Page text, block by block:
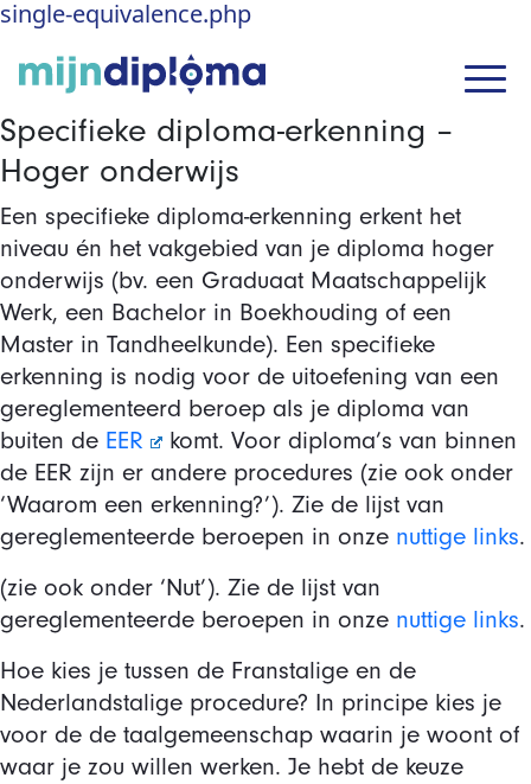
single-equivalence.php
Specifieke diploma-erkenning –
Hoger onderwijs
Een specifieke diploma-erkenning erkent het
niveau én het vakgebied van je diploma hoger
onderwijs (bv. een Graduaat Maatschappelijk
Werk, een Bachelor in Boekhouding of een
Master in Tandheelkunde). Een specifieke
erkenning is nodig voor de uitoefening van een
gereglementeerd beroep als je diploma van
buiten de EER
komt. Voor diploma’s van binnen
de EER zijn er andere procedures (zie ook onder
‘Waarom een erkenning?’). Zie de lijst van
gereglementeerde beroepen in onze nuttige links.
(zie ook onder ‘Nut’). Zie de lijst van
gereglementeerde beroepen in onze nuttige links.
Hoe kies je tussen de Franstalige en de
Nederlandstalige procedure? In principe kies je
voor de de taalgemeenschap waarin je woont of
waar je zou willen werken. Je hebt de keuze